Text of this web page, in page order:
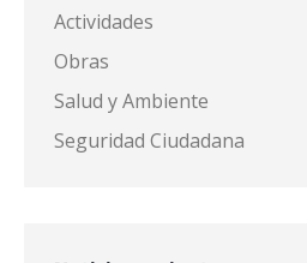
Actividades
Obras
Salud y Ambiente
Seguridad Ciudadana